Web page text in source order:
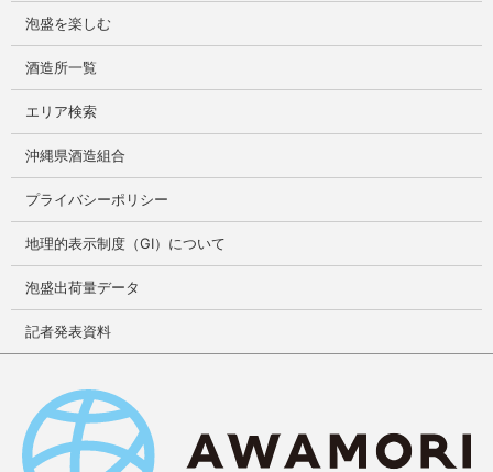
泡盛を楽しむ
酒造所一覧
エリア検索
沖縄県酒造組合
プライバシーポリシー
地理的表示制度（GI）について
泡盛出荷量データ
記者発表資料